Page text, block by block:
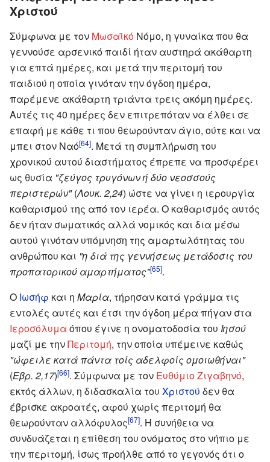
Χριστού
Σύμφωνα με τον Μωσαϊκό Νόμο, η γυναίκα που θα
γεννούσε αρσενικό παιδί ήταν αυστηρά ακάθαρτη
για επτά ημέρες, και μετά την περιτομή του
παιδιού η οποία γινόταν την όγδοη ημέρα,
παρέμενε ακάθαρτη τριάντα τρεις ακόμη ημέρες.
Αυτές τις 40 ημέρες δεν επιτρεπόταν να έλθει σε
επαφή με κάθε τι που θεωρούνταν άγιο, ούτε και να
μπει στον Ναό[64]. Μετά τη συμπλήρωση του
χρονικού αυτού διαστήματος έπρεπε να προσφέρει
ως θυσία "ζεύγος τρυγόνων ή δύο νεοσσούς
περιστερών"(Λουκ. 2,24) ώστε να γίνει η ιερουργία
καθαρισμού της από τον ιερέα. Ο καθαρισμός αυτός
δεν ήταν σωματικός αλλά νομικός και δια μέσω
αυτού γινόταν υπόμνηση της αμαρτωλότητας του
ανθρώπου και "η διά της γεννήσεως μετάδοσις του
προπατορικού αμαρτήματος"[65].
Ο Ιωσήφ και η Μαρία, τήρησαν κατά γράμμα τις
εντολές αυτές και έτσι την όγδοη μέρα πήγαν στα
Ιεροσόλυμα όπου έγινε η ονοματοδοσία του Ιησού
μαζί με τηνΠεριτομή, την οποία υπέμεινε καθώς
"ώφειλε κατά πάντα τοίς αδελφοίς ομοιωθήναι"
(Εβρ. 2,17)[66]. Σύμφωνα με τον Ευθύμιο Ζιγαβηνό,
εκτός άλλων, η διδασκαλία του Χριστού δεν θα
έβρισκε ακροατές, αφού χωρίς περιτομή θα
θεωρούνταν αλλόφυλος[67]. Η συνήθεια να
συνδυάζεται η επίθεση του ονόματος στο νήπιο με
την περιτομή, ίσως προήλθε από το γεγονός ότι ο